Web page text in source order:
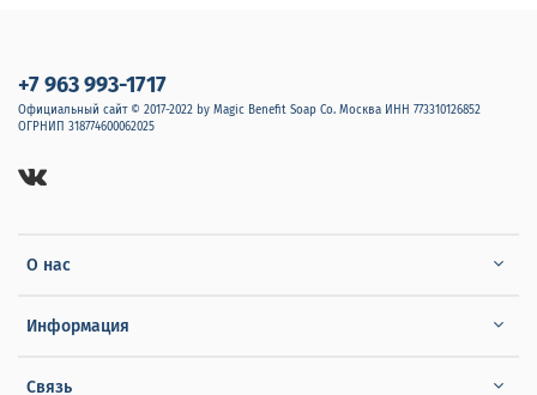
О нас
Информация
Связь
+7 963 993-1717
Официальный сайт © 2017-2022 by Magic Benefit Soap Co. Москва ИНН 773310126852
ОГРНИП 318774600062025